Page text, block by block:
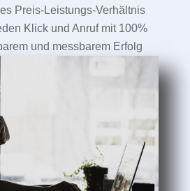
Preis-Leistungs-Verhältnis
Klick und Anruf mit 100%
und messbarem Erfolg